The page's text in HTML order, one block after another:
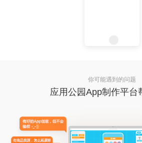
你可能遇到的问题
应用公园App制作平台